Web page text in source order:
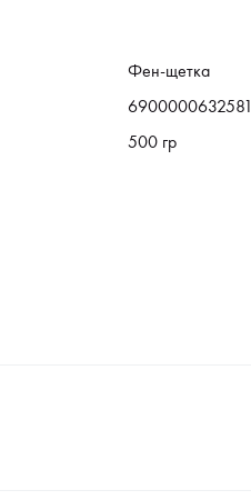
Фен-щетка
6900000632581
500 гр